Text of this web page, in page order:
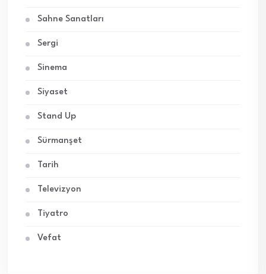
Sahne Sanatları
Sergi
Sinema
Siyaset
Stand Up
Sürmanşet
Tarih
Televizyon
Tiyatro
Vefat